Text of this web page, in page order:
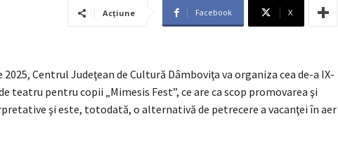
Acțiune Facebook X
Centrul Judeţean de Cultură Dâmboviţa va organiza cea de-a IX-
teatru pentru copii „Mimesis Fest”, ce are ca scop promovarea şi
şi este, totodată, o alternativă de petrecere a vacanţei în aer